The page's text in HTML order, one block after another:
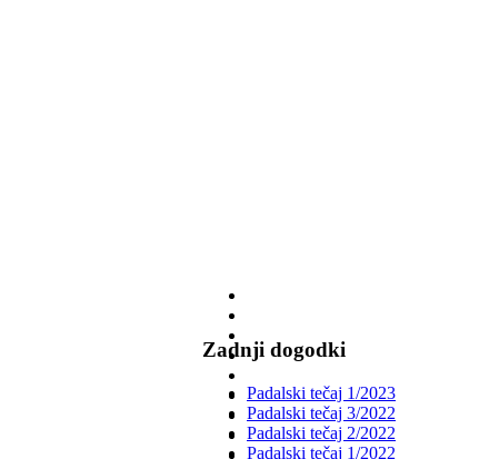
Zadnji dogodki
Padalski tečaj 1/2023
Padalski tečaj 3/2022
Padalski tečaj 2/2022
Padalski tečaj 1/2022